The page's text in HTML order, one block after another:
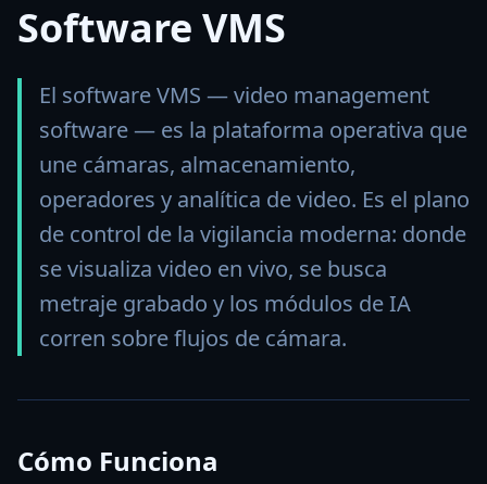
Software VMS
El software VMS — video management
software — es la plataforma operativa que
une cámaras, almacenamiento,
operadores y analítica de video. Es el plano
de control de la vigilancia moderna: donde
se visualiza video en vivo, se busca
metraje grabado y los módulos de IA
corren sobre flujos de cámara.
Cómo Funciona